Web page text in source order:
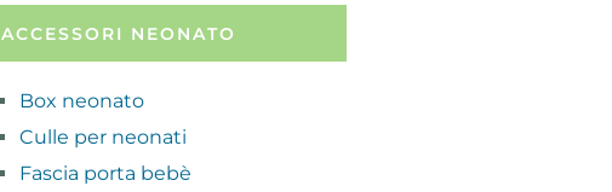
ACCESSORI NEONATO
Box neonato
Culle per neonati
Fascia porta bebè